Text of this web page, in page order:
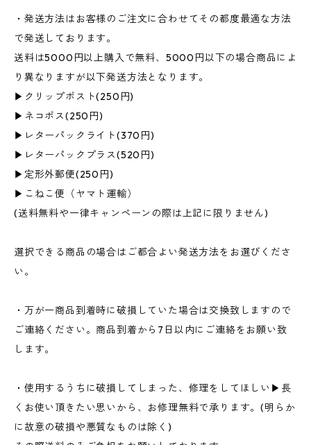
・発送方法はお客様のご注文に合わせてその都度最適な方法
で発送しております。
送料は5000円以上購入で無料、5000円以下の場合商品によ
り異なりますが以下発送方法となります。
▶︎クリップポスト(250円)
▶︎ネコポス(250円)
▶︎レターパックライト(370円)
▶︎レターパックプラス(520円)
▶︎定形外郵便(250円)
▶︎こねこ便（ヤマト運輸）
(送料無料や一律キャンペーンの際は上記に限りません)
選択できる商品の場合はご都合よい発送方法をお選びくださ
い。
・万が一商品到着時に破損していた場合は交換致しますので
ご連絡ください。商品到着から7日以内にご連絡をお願い致
します。
・使用するうちに破損してしまった、修理をしてほしい▶︎長
くお使い頂きたい思いから、お修理無料で承ります。(明らか
に故意の破損や悪質なものは除く)